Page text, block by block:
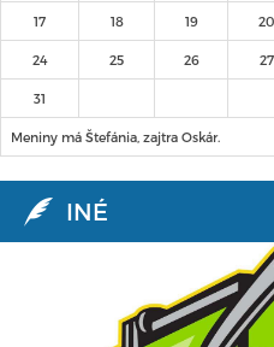
17 18 19 20
24 25 26 27
31
Meniny má Štefánia, zajtra Oskár.
INÉ